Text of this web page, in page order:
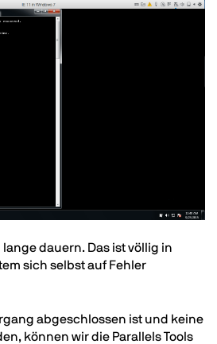
dauern. Das ist völlig in
sich selbst auf Fehler
abgeschlossen ist und keine
können wir die Parallels Tools